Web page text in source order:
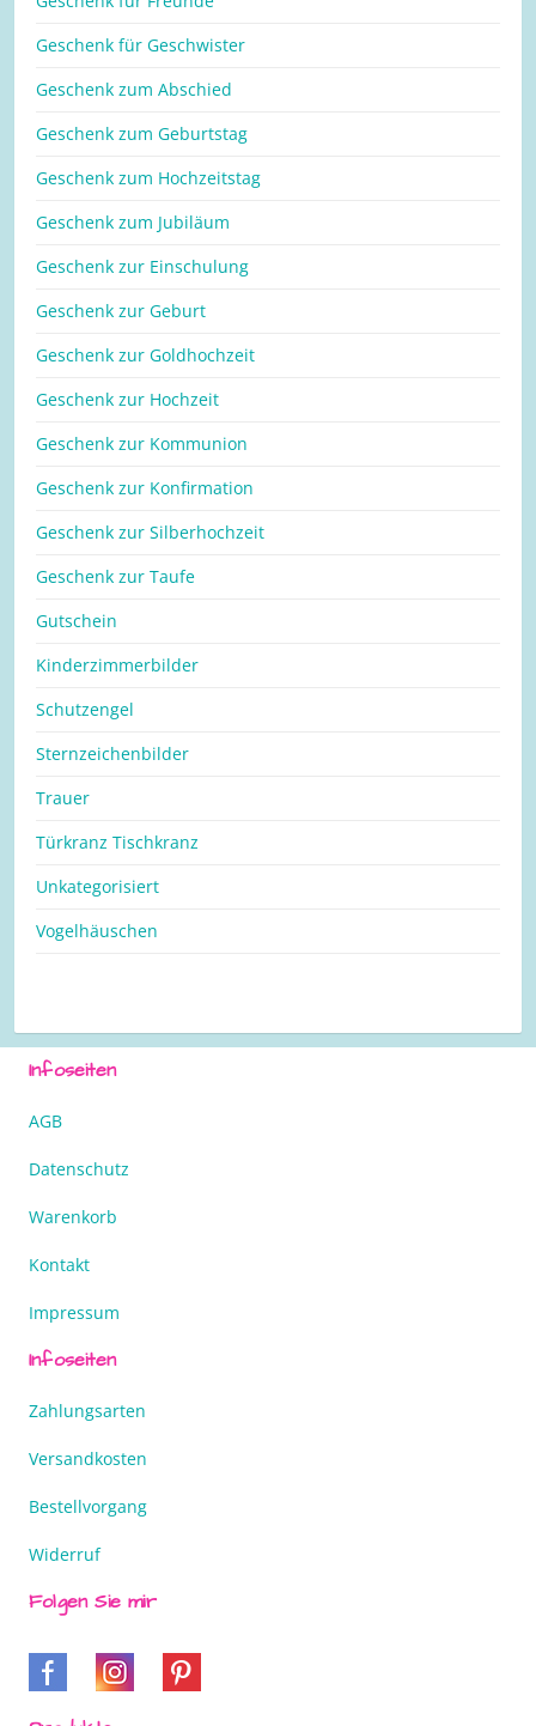
Geschenk für Geschwister
Geschenk zum Abschied
Geschenk zum Geburtstag
Geschenk zum Hochzeitstag
Geschenk zum Jubiläum
Geschenk zur Einschulung
Geschenk zur Geburt
Geschenk zur Goldhochzeit
Geschenk zur Hochzeit
Geschenk zur Kommunion
Geschenk zur Konfirmation
Geschenk zur Silberhochzeit
Geschenk zur Taufe
Gutschein
Kinderzimmerbilder
Schutzengel
Sternzeichenbilder
Trauer
Türkranz Tischkranz
Unkategorisiert
Vogelhäuschen
Infoseiten
AGB
Datenschutz
Warenkorb
Kontakt
Impressum
Infoseiten
Zahlungsarten
Versandkosten
Bestellvorgang
Widerruf
Folgen Sie mir